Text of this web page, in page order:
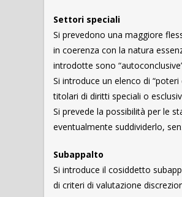
Settori speciali
Si prevedono una maggiore
in coerenza con la natura
introdotte sono
Si introduce un elenco di
titolari di diritti speciali o
Si prevede la possibilità per le
eventualmente suddividerlo,
Subappalto
Si introduce il cosiddetto
di criteri di valutazione